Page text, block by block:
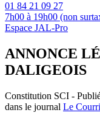
01 84 21 09 27
7h00 à 19h00 (non
Espace JAL-Pro
ANNONCE
DALIGEOIS
Constitution SCI -
dans le journal Le